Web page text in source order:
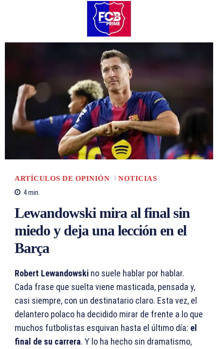
ARTÍCULOS DE OPINIÓN
NOTICIAS
4min.
Lewandowski mira al final sin
miedo y deja una lección en el
Barça
Robert Lewandowski no suele hablar por hablar.
Cada frase que suelta viene masticada, pensada y,
casi siempre, con un destinatario claro. Esta vez, el
delantero polaco ha decidido mirar de frente a lo que
muchos futbolistas esquivan hasta el último día: el
final de su carrera. Y lo ha hecho sin dramatismo,